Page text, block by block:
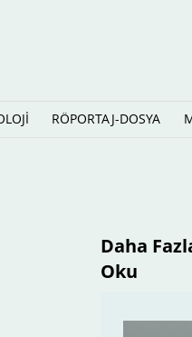
RÖPORTAJ-DOSYA
Daha
Oku